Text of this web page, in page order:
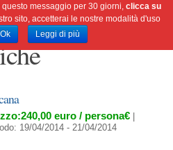
euro / persona€
19/04/2014 - 21/04/2014
messaggio per 30 giorni, clicca su
sito, accetterai le nostre modalità d'uso
Ok Leggi di più